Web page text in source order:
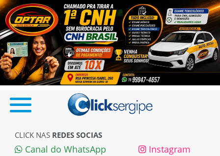
CLICK NAS REDES SOCIAS
Canal do WhatsApp Instagram